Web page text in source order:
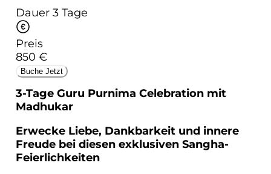
Dauer 3 Tage
Preis
850 €
Buche Jetzt
3-Tage Guru Purnima Celebration mit
Madhukar
Erwecke Liebe, Dankbarkeit und innere
Freude bei diesen exklusiven Sangha-
Feierlichkeiten